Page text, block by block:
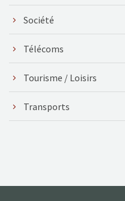
Société
Télécoms
Tourisme / Loisirs
Transports